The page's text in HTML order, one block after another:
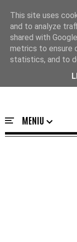
This site uses
and to analyze
shared with
metrics to ensure
statistics, and to